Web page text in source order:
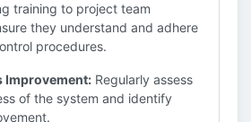
training to project team
they understand and adhere
procedures.
Improvement: Regularly assess
of the system and identify